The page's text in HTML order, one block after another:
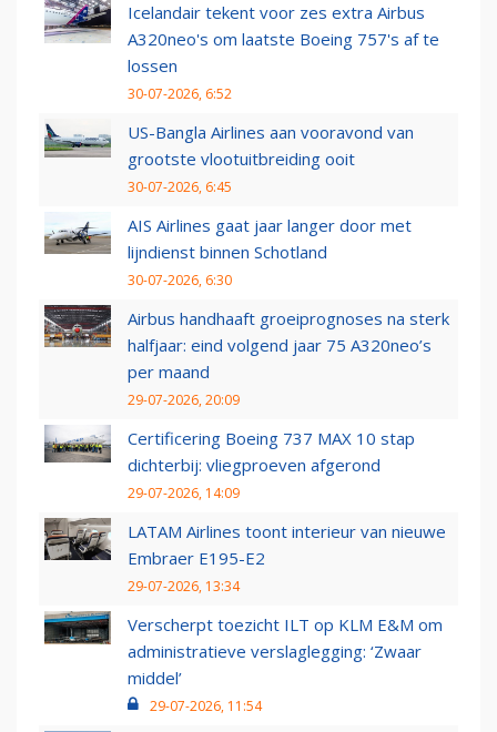
Icelandair tekent voor zes extra Airbus
A320neo's om laatste Boeing 757's af te
lossen
30-07-2026, 6:52
US-Bangla Airlines aan vooravond van
grootste vlootuitbreiding ooit
30-07-2026, 6:45
AIS Airlines gaat jaar langer door met
lijndienst binnen Schotland
30-07-2026, 6:30
Airbus handhaaft groeiprognoses na sterk
halfjaar: eind volgend jaar 75 A320neo’s
per maand
29-07-2026, 20:09
Certificering Boeing 737 MAX 10 stap
dichterbij: vliegproeven afgerond
29-07-2026, 14:09
LATAM Airlines toont interieur van nieuwe
Embraer E195-E2
29-07-2026, 13:34
Verscherpt toezicht ILT op KLM E&M om
administratieve verslaglegging: ‘Zwaar
middel’
29-07-2026, 11:54